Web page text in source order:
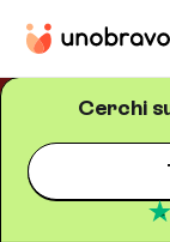
Cerchi
Fine di